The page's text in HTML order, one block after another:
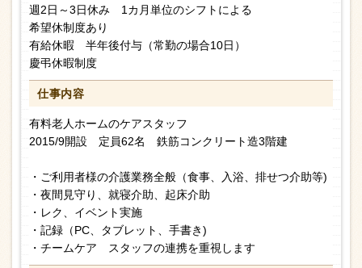
週2日～3日休み 1カ月単位のシフトによる
希望休制度あり
有給休暇 半年後付与（常勤の場合10日）
慶弔休暇制度
仕事内容
有料老人ホームのケアスタッフ
2015/9開設 定員62名 鉄筋コンクリート造3階建
・ご利用者様の介護業務全般（食事、入浴、排せつ介助等)
・夜間見守り、就寝介助、起床介助
・レク、イベント実施
・記録（PC、タブレット、手書き)
・チームケア スタッフの連携を重視します